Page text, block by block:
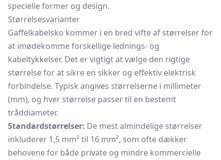
specielle former og design.
Størrelsesvarianter
Gaffelkabelsko kommer i en bred vifte af størrelser for
at imødekomme forskellige lednings- og
kabeltykkelser. Det er vigtigt at vælge den rigtige
størrelse for at sikre en sikker og effektiv elektrisk
forbindelse. Typisk angives størrelserne i millimeter
(mm), og hver størrelse passer til en bestemt
tråddiameter.
Standardstørrelser: De mest almindelige størrelser
inkluderer 1,5 mm² til 16 mm², som ofte dækker
behovene for både private og mindre kommercielle